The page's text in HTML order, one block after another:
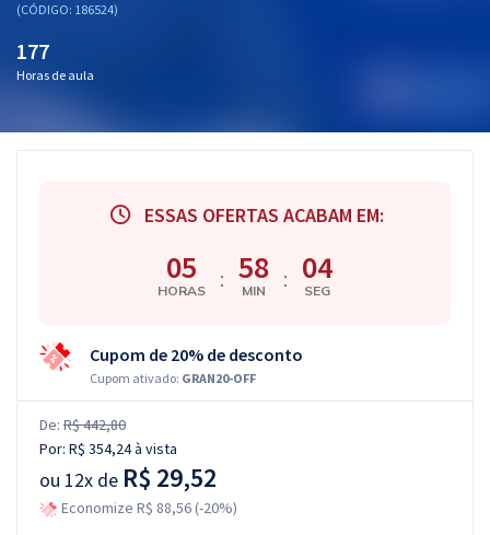
(CÓDIGO: 186524)
177
Horas de aula
ESSAS OFERTAS ACABAM EM:
05
HORAS : 58
MIN : 03
SEG
Cupom de 20% de desconto
Cupom ativado: GRAN20-OFF
De: R$ 442,80
Por: R$ 354,24à vista
ou 12x de R$ 29,52
Economize R$ 88,56 (-20%)